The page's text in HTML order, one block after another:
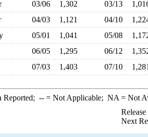
03/06 1,302 03/13
04/03 1,121 04/10
05/01 1,041 05/08
06/05 1,295 06/12
07/03 1,403 07/10
--= Not Applicable; NA = Not
Next